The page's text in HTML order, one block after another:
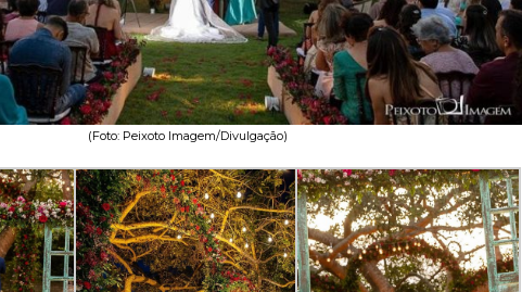
(Foto: Peixoto Imagem/Divulgação)